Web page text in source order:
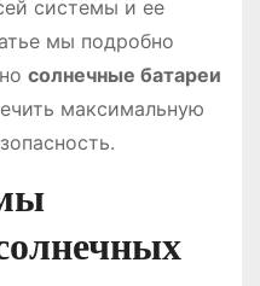
системы и ее
мы подробно
солнечные батареи
максимальную